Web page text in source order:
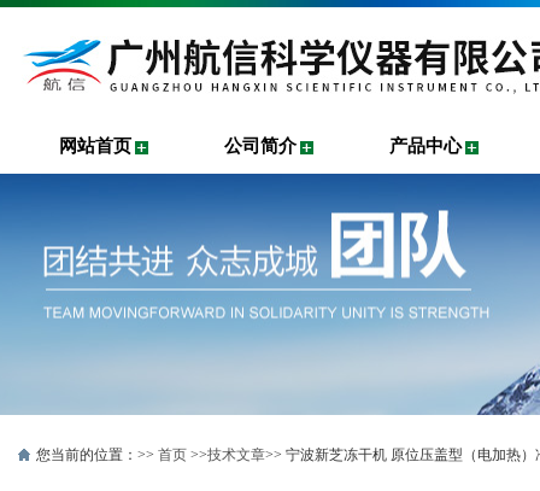
网站首页 公司简介 产品中心
您当前的位置：>> 首页 >>技术文章>> 宁波新芝冻干机 原位压盖型（电加热）